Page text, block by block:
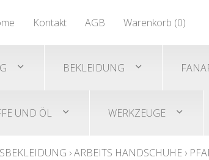
Kontakt AGB Warenkorb (0)
BEKLEIDUNG
UND ÖL WERKZEUGE
›ARBEITS HANDSCHUHE ›